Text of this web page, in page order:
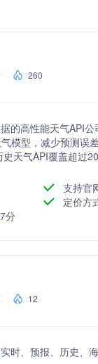
260
的高性能天气API
模型，减少预测误
天气API覆盖超过
用性超过99.999%
支持官
定价方
分
12
时、预报、历史、